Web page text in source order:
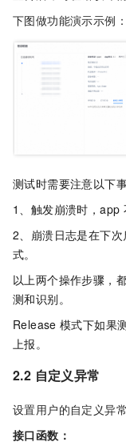
下图做功能演示示例：
测试时需要注意以下
1、触发崩溃时，app
2、崩溃日志是在下
式。
以上两个操作步骤，
测和识别。
Release 模式下如果
上报。
2.2 自定义异常
设置用户的自定义异
接口函数：